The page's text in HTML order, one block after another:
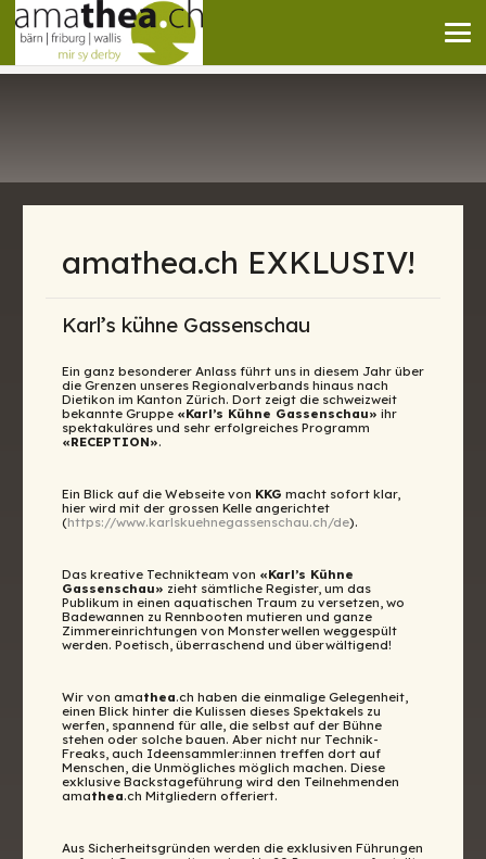
amathea.ch EXKLUSIV!
amathea.ch EXKLUSIV!
Karl’s kühne Gassenschau
Ein ganz besonderer Anlass führt uns in diesem Jahr über
die Grenzen unseres Regionalverbands hinaus nach
Dietikon im Kanton Zürich. Dort zeigt die schweizweit
bekannte Gruppe «Karl’s Kühne Gassenschau» ihr
spektakuläres und sehr erfolgreiches Programm
«RECEPTION».
Ein Blick auf die Webseite von KKG macht sofort klar,
hier wird mit der grossen Kelle angerichtet
(https://www.karlskuehnegassenschau.ch/de).
Das kreative Technikteam von «Karl’s Kühne
Gassenschau» zieht sämtliche Register, um das
Publikum in einen aquatischen Traum zu versetzen, wo
Badewannen zu Rennbooten mutieren und ganze
Zimmereinrichtungen von Monsterwellen weggespült
werden. Poetisch, überraschend und überwältigend!
Wir von amathea.ch haben die einmalige Gelegenheit,
einen Blick hinter die Kulissen dieses Spektakels zu
werfen, spannend für alle, die selbst auf der Bühne
stehen oder solche bauen. Aber nicht nur Technik-
Freaks, auch Ideensammler:innen treffen dort auf
Menschen, die Unmögliches möglich machen. Diese
exklusive Backstageführung wird den Teilnehmenden
amathea.ch Mitgliedern offeriert.
Aus Sicherheitsgründen werden die exklusiven Führungen